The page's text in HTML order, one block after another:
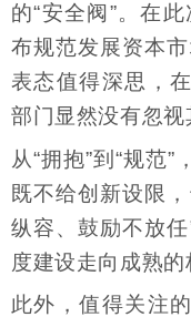
的“安全阀”。在
布规范发展资本
表态值得深思，
部门显然没有忽视
从“拥抱”到“规范
既不给创新设限
纵容、鼓励不放
度建设走向成熟的
此外，值得关注